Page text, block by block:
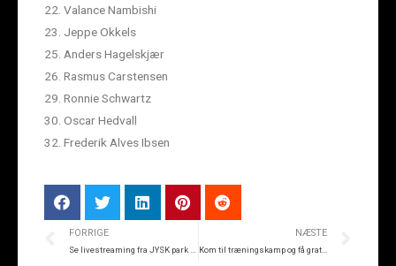
22. Valance Nambishi
23. Jeppe Okkels
25. Anders Hagelskjær
26. Rasmus Carstensen
29. Ronnie Schwartz
30. Oscar Hedvall
32. Frederik Alves Ibsen
FORRIGE NÆSTE
Kom til træningskamp og få gratis billet til premieren i NordicBet Ligaen